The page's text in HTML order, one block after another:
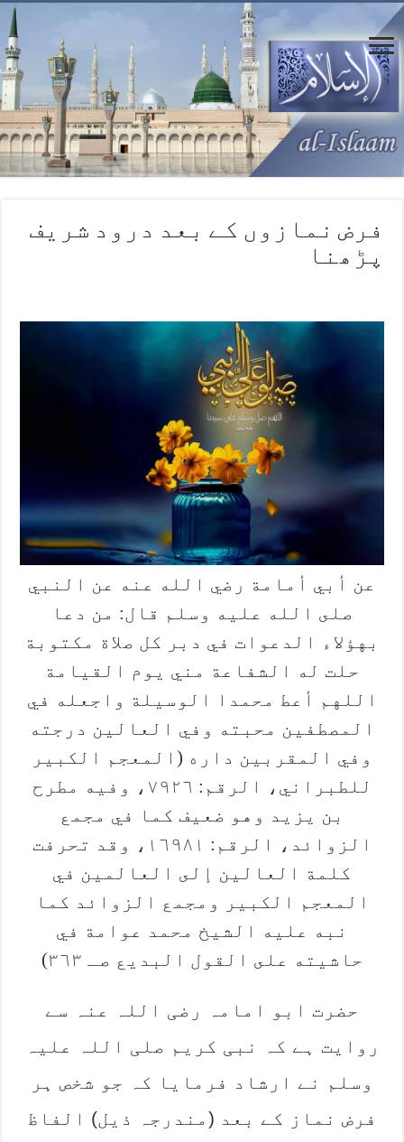
فرض نمازوں کے بعد درود شریف
پڑھنا
‎‎عن أبي أمامة رضي الله عنه عن النبي
صلى الله عليه وسلم قال: من دعا
بهؤلاء الدعوات في دبر كل صلاة مكتوبة
حلت له الشفاعة مني يوم القيامة
اللهم أعط محمدا الوسيلة واجعله في
المصطفين محبته وفي العالين درجته
وفي المقربين داره (المعجم الكبير
للطبراني، الرقم: ۷۹۲٦، وفيه مطرح
بن يزيد وهو ضعيف كما في مجمع
الزوائد، الرقم: ۱٦۹۸۱، وقد تحرفت
كلمة العالين إلى العالمين في
المعجم الكبير ومجمع الزوائد كما
نبه عليه الشيخ محمد عوامة في
حاشيته على القول البديع صـ ۳٦۳)
حضرت ابو امامہ رضی اللہ عنہ سے
روایت ہے کہ نبی کریم صلی اللہ علیہ
وسلم نے ارشاد فرمایا کہ جو شخص ہر
فرض نماز کے بعد (مندرجہ ذیل) الفاظ